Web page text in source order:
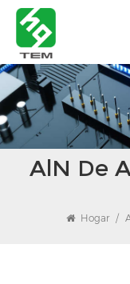
AlN De
Hogar /